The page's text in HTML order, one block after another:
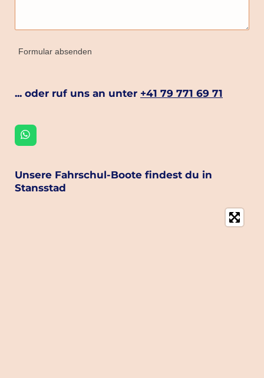
Formular absenden
... oder ruf uns an unter +41 79 771 69 71
W
h
s
A
Unsere Fahrschul-Boote findest du in
Stansstad